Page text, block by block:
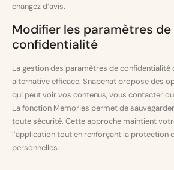
changez d’avis.
Modifier les paramètres de
confidentialité
La gestion des paramètres de confidentialité
alternative efficace. Snapchat propose des
qui peut voir vos contenus, vous contacter
La fonction Memories permet de
toute sécurité. Cette approche maintient
l’application tout en renforçant la protection
personnelles.